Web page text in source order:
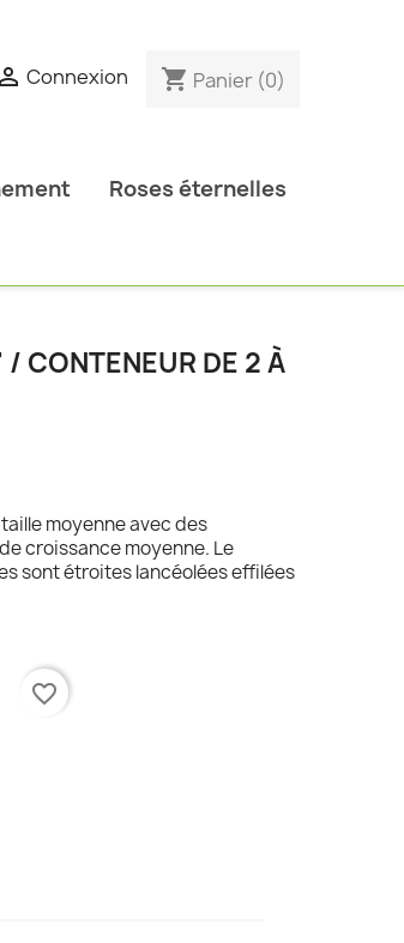
 Connexion shopping_cart Panier (0)
Roses éternelles
/ CONTENEUR DE 2 À
moyenne avec des
croissance moyenne. Le
sont étroites lancéolées effilées
favorite_border